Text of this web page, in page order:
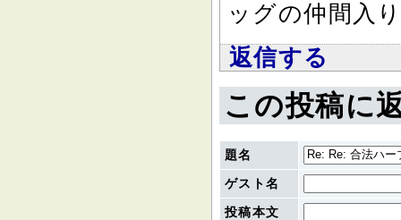
ッグの仲間入
返信する
この投稿に
題名
ゲスト名
投稿本文